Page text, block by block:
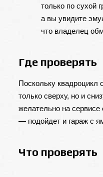
только по сухой
а вы увидите
что владелец
Где проверять
Поскольку квадроцикл
только сверху, но и
желательно на
— подойдет и гараж с
Что проверять